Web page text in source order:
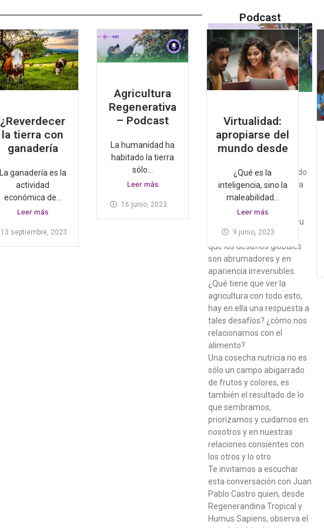
¿Reverdecer
la tierra con
ganadería
La ganadería es la
actividad
económica de...
Leer más
13 septiembre, 2023
Agricultura
Regenerativa
– Podcast
La humanidad ha
habitado la tierra
sólo...
Leer más
16 junio, 2023
Virtualidad:
apropiarse del
mundo desde
¿Qué es la
inteligencia, sino la
maleabilidad...
Leer más
9 junio, 2023
Podcast
Regenerativa –
Podcast
16 junio, 2023
No hay
comentarios
La humanidad ha habitado
la tierra sólo un pelín de la
edad total de este gran
organismo vivo y en ese
corto lapso ha alterado su
equilibrio, de tal manera
que los desafíos globales
son abrumadores y en
apariencia irreversibles.
¿Qué tiene que ver la
agricultura con todo esto,
hay en ella una respuesta a
tales desafíos? ¿cómo nos
relacionamos con el
alimento?
Una cosecha nutricia no es
sólo un campo abigarrado
de frutos y colores, es
también el resultado de lo
que sembramos,
priorizamos y cuidamos en
nosotros y en nuestras
relaciones consientes con
los otros y lo otro.
Te invitamos a escuchar
esta conversación con Juan
Pablo Castro quien, desde
Regenerandina Tropical y
Humus Sapiens, observa el